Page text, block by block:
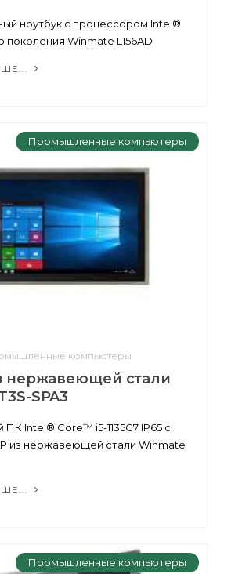
ноутбук с процессором Intel®
поколения Winmate L156AD
Промышленные компьютеры
компьютеры
нержавеющей стали
SPA3
ПК Intel® Core™ i5-1135G7 IP65 с
из нержавеющей стали Winmate
Промышленные компьютеры